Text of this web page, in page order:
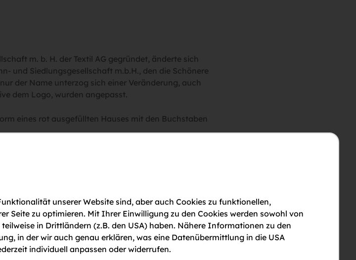
m. b. H. der Textil AG gegründet, änderte sich
und Siedlungsgesellschaft m.b.H., den die Schönere
der Name unterzog sich einer Veränderung, auch
dem Logo, wurden angepasst.
eines rot ausgefüllten Hauses mit den Buchstaben
der Agentur Fonda führten zu einem neuen
im Zuge dieses Artikels der Öffentlichkeit
des Hauses abstrakt darzustellen und das neue
Die Bildmarke soll lebens- und liebenswert sein, wie
allerdings in einem etwas wärmeren, sonnigen
unserer Website sind, aber auch Cookies zu funktionellen,
Seite zu optimieren. Mit Ihrer Einwilligung zu den Cookies werden sowohl von
in Drittländern (z.B. den USA) haben. Nähere Informationen zu den
in der wir auch genau erklären, was eine Datenübermittlung in die USA
individuell anpassen oder widerrufen.